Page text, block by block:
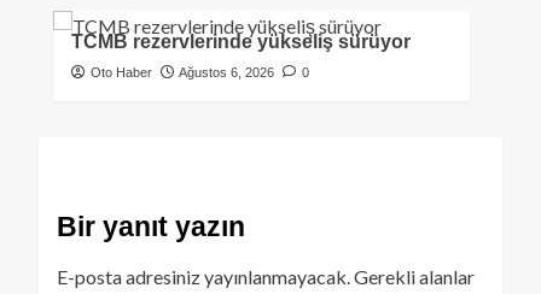
TCMB rezervlerinde yükseliş sürüyor
Oto Haber Ağustos 6, 2026 0
Bir yanıt yazın
E-posta adresiniz yayınlanmayacak.Gerekli alanlar